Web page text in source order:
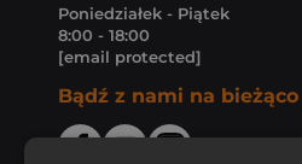
Poniedziałek - Piątek
8:00 - 18:00
[email protected]
Bądź z nami na bieżąco